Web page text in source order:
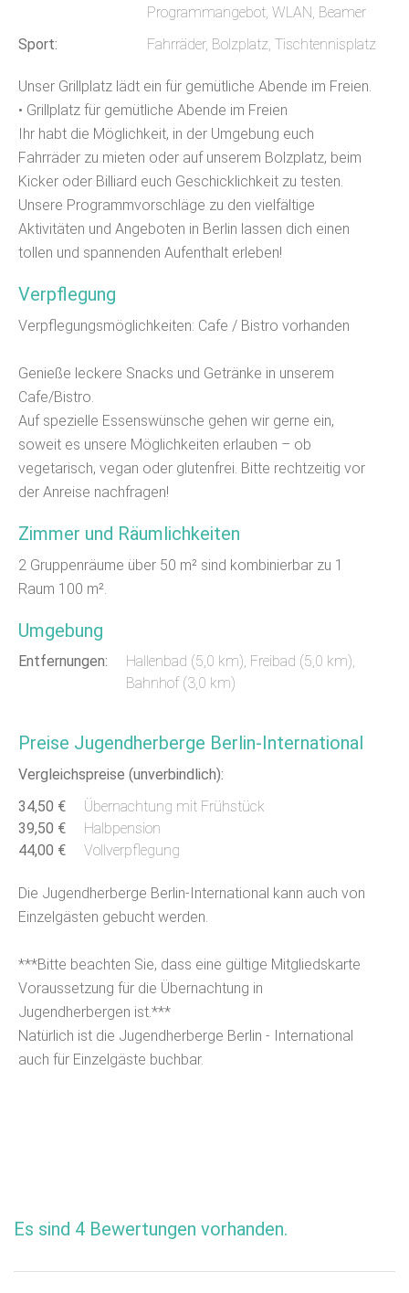
Programmangebot, WLAN, Beamer
Sport:
Fahrräder, Bolzplatz, Tischtennisplatz
Unser Grillplatz lädt ein für gemütliche Abende im Freien.
• Grillplatz für gemütliche Abende im Freien
Ihr habt die Möglichkeit, in der Umgebung euch
Fahrräder zu mieten oder auf unserem Bolzplatz, beim
Kicker oder Billiard euch Geschicklichkeit zu testen.
Unsere Programmvorschläge zu den vielfältige
Aktivitäten und Angeboten in Berlin lassen dich einen
tollen und spannenden Aufenthalt erleben!
Verpflegung
Verpflegungsmöglichkeiten: Cafe / Bistro vorhanden
Genieße leckere Snacks und Getränke in unserem
Cafe/Bistro.
Auf spezielle Essenswünsche gehen wir gerne ein,
soweit es unsere Möglichkeiten erlauben – ob
vegetarisch, vegan oder glutenfrei. Bitte rechtzeitig vor
der Anreise nachfragen!
Zimmer und Räumlichkeiten
2 Gruppenräume über 50 m² sind kombinierbar zu 1
Raum 100 m².
Umgebung
Entfernungen: Hallenbad (5,0 km), Freibad (5,0 km),
Bahnhof (3,0 km)
Preise Jugendherberge Berlin-International
Vergleichspreise (unverbindlich):
34,50 €
Übernachtung mit Frühstück
39,50 €
Halbpension
44,00 €
Vollverpflegung
Die Jugendherberge Berlin-International kann auch von
Einzelgästen gebucht werden.
***Bitte beachten Sie, dass eine gültige Mitgliedskarte
Voraussetzung für die Übernachtung in
Jugendherbergen ist.***
Natürlich ist die Jugendherberge Berlin - International
auch für Einzelgäste buchbar.
Es sind 4 Bewertungen vorhanden.